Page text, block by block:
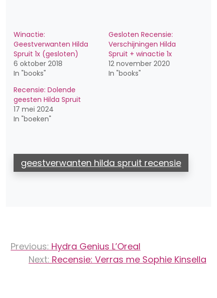
Winactie:
Geestverwanten Hilda
Spruit 1x (gesloten)
6 oktober 2018
In "books"
Gesloten Recensie:
Verschijningen Hilda
Spruit + winactie 1x
12 november 2020
In "books"
Recensie: Dolende
geesten Hilda Spruit
17 mei 2024
In "boeken"
geestverwanten hilda spruit recensie
navigatie
Previous: Hydra Genius L’Oreal
Next: Recensie: Verras me Sophie Kinsella